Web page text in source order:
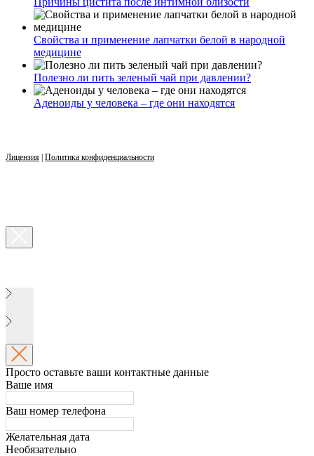
Свойства и применение лапчатки белой в народной
медицине
Полезно ли пить зеленый чай при давлении?
Аденоиды у человека – где они находятся
Лицензия | Политика конфиденциальности
Просто оставьте ваши контактные данные
Ваше имя
Ваш номер телефона
Желательная дата
Необязательно